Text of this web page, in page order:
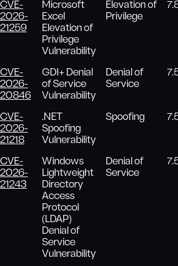
CVE-
2026-
21259
Microsoft
Excel
Elevation of
Privilege
Vulnerability
Elevation of
Privilege
CVE-
2026-
20846
GDI+ Denial
of Service
Vulnerability
Denial of
Service
CVE-
2026-
21218
.NET
Spoofing
Vulnerability
Spoofing
CVE-
2026-
21243
Windows
Lightweight
Directory
Access
Protocol
(LDAP)
Denial of
Service
Vulnerability
Denial of
Service